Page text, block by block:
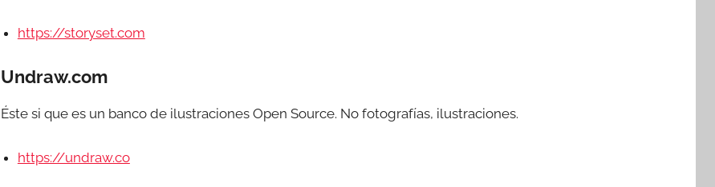
https://storyset.com
Undraw.com
Éste si que es un banco de ilustraciones Open Source. No fotografías, ilustraciones.
https://undraw.co